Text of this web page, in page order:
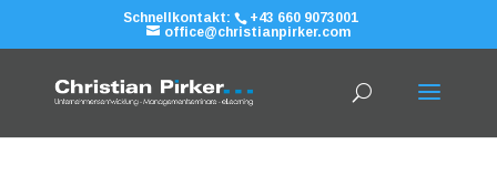
Schnellkontakt:
+43 660 9073001
office@christianpirker.com